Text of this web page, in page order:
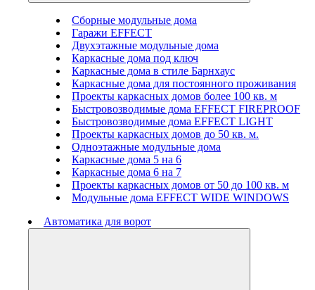
Сборные модульные дома
Гаражи EFFECT
Двухэтажные модульные дома
Каркасные дома под ключ
Каркасные дома в стиле Барнхаус
Каркасные дома для постоянного проживания
Проекты каркасных домов более 100 кв. м
Быстровозводимые дома EFFECT FIREPROOF
Быстровозводимые дома EFFECT LIGHT
Проекты каркасных домов до 50 кв. м.
Одноэтажные модульные дома
Каркасные дома 5 на 6
Каркасные дома 6 на 7
Проекты каркасных домов от 50 до 100 кв. м
Модульные дома EFFECT WIDE WINDOWS
Автоматика для ворот